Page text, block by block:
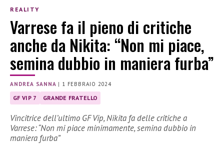
REALITY
Varrese fa il pieno di critiche
anche da Nikita: “Non mi piace,
semina dubbio in maniera furba”
ANDREA SANNA | 1 FEBBRAIO 2024
GF VIP 7 GRANDE FRATELLO
Vincitrice dell’ultimo GF Vip, Nikita fa delle critiche a
Varrese: “Non mi piace minimamente, semina dubbio in
maniera furba”